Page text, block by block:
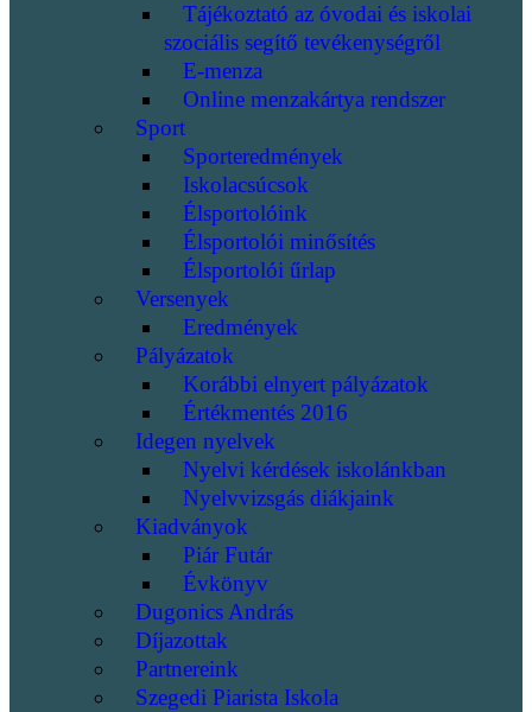
Tájékoztató az óvodai és iskolai
szociális segítő tevékenységről
E-menza
Online menzakártya rendszer
Sport
Sporteredmények
Iskolacsúcsok
Élsportolóink
Élsportolói minősítés
Élsportolói űrlap
Versenyek
Eredmények
Pályázatok
Korábbi elnyert pályázatok
Értékmentés 2016
Idegen nyelvek
Nyelvi kérdések iskolánkban
Nyelvvizsgás diákjaink
Kiadványok
Piár Futár
Évkönyv
Dugonics András
Díjazottak
Partnereink
Szegedi Piarista Iskola